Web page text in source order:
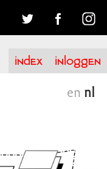
index inloggen
en nl